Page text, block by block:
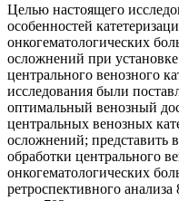
Целью настоящего
особенностей
онкогематологических
осложнений при
центрального венозного
исследования были
оптимальный венозный
центральных венозных
осложнений; представить
обработки центрального
онкогематологических
ретроспективного